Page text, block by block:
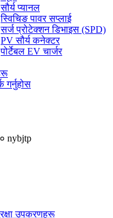
सौर्य प्यानल
स्विचिङ पावर सप्लाई
सर्ज प्रोटेक्शन डिभाइस (SPD)
PV सौर्य कनेक्टर
पोर्टेबल EV चार्जर
गर्नुहोस
उपकरणहरू